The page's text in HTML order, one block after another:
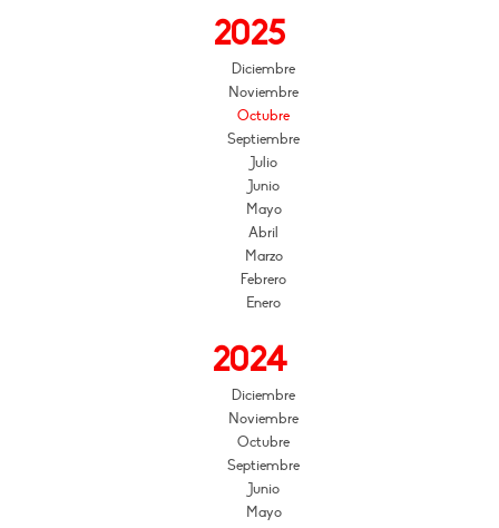
2025
Diciembre
Noviembre
Octubre
Septiembre
Julio
Junio
Mayo
Abril
Marzo
Febrero
Enero
2024
Diciembre
Noviembre
Octubre
Septiembre
Junio
Mayo